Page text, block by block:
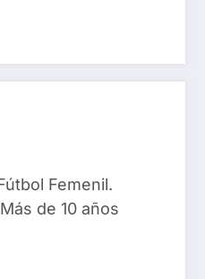
Femenil.
de 10 años